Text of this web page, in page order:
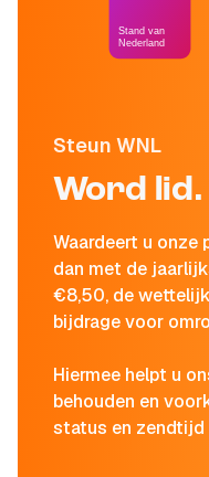
Steun WNL
Word
Waardeert u onze
dan met de
€8,50, de
bijdrage voor
Hiermee helpt u
behouden en
status en zendtijd
Stand van
Nederland